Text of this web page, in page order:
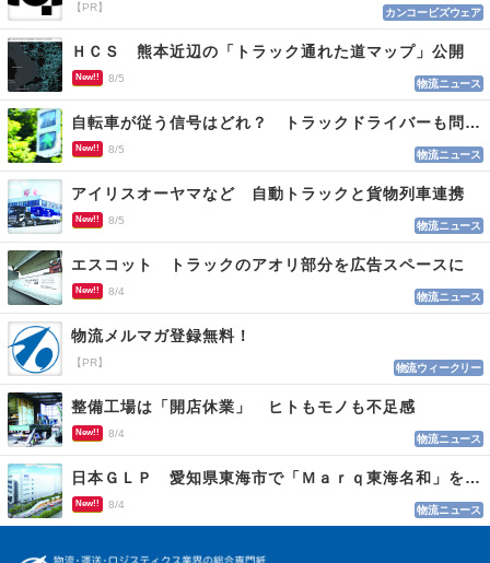
【PR】 カンコービズウェア
ＨＣＳ 熊本近辺の「トラック通れた道マップ」公開
New!! 8/5 物流ニュース
自転車が従う信号はどれ？ トラックドライバーも問われる認識
New!! 8/5 物流ニュース
アイリスオーヤマなど 自動トラックと貨物列車連携
New!! 8/5 物流ニュース
エスコット トラックのアオリ部分を広告スペースに
New!! 8/4 物流ニュース
物流メルマガ登録無料！
【PR】 物流ウィークリー
整備工場は「開店休業」 ヒトもモノも不足感
New!! 8/4 物流ニュース
日本ＧＬＰ 愛知県東海市で「Ｍａｒｑ東海名和」を開発
New!! 8/4 物流ニュース